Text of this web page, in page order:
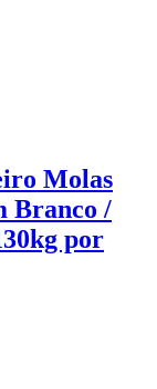
Molas
Branco /
por